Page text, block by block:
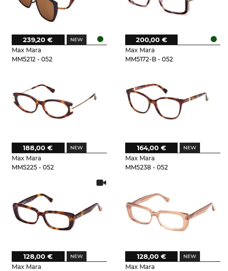
Max Mara
MM5212 - 052
239,20 €
Max Mara
MM5172-B - 052
200,00 €
Max Mara
MM5225 - 052
188,00 €
Max Mara
MM5238 - 052
164,00 €
Max Mara
128,00 €
Max Mara
128,00 €